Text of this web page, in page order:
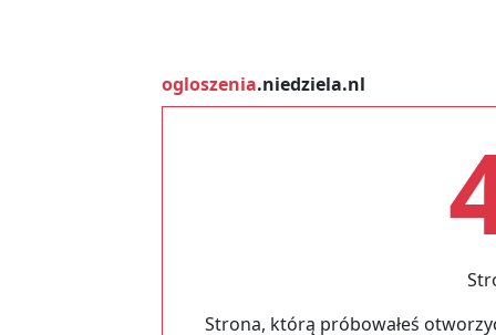
ogloszenia.niedziela.nl
Strona, którą próbowałeś